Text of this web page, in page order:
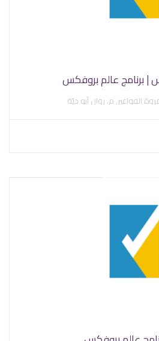
| برنامج عالم بروفكس
الفواعير, م. روان أبو ديّة